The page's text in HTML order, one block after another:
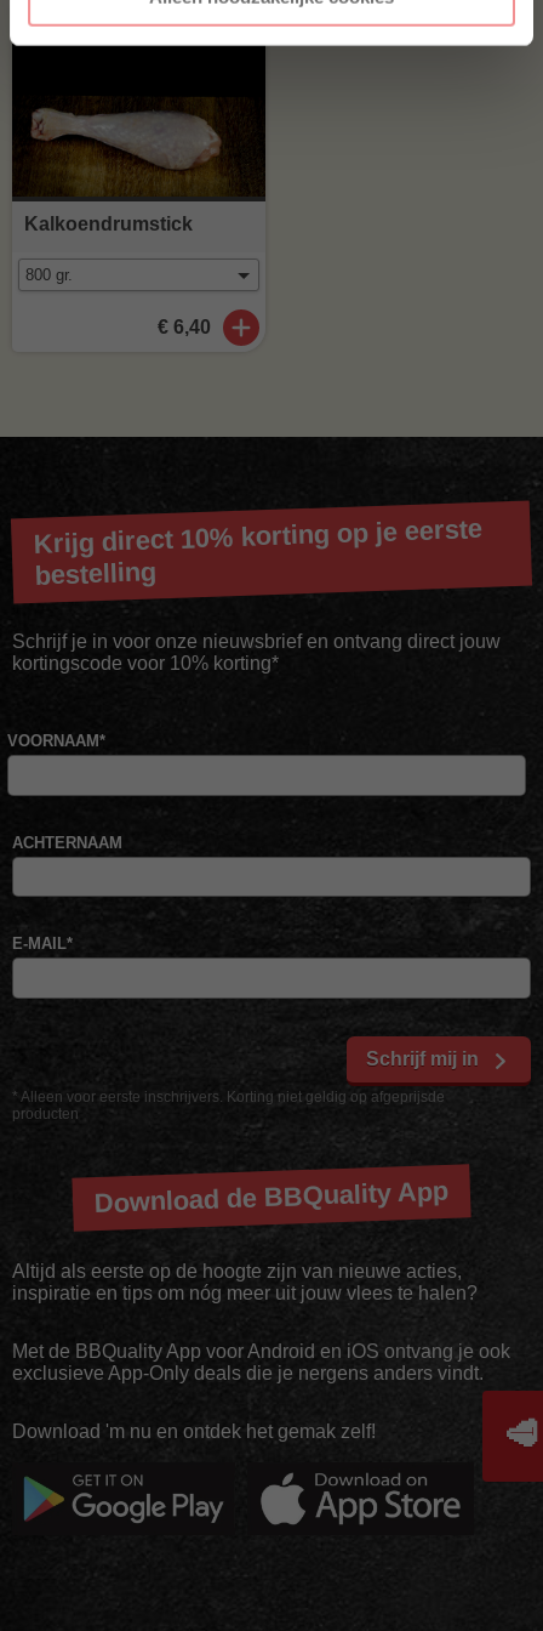
Kalkoendrumstick
€ 6,40
Krijg direct 10% korting op je eerste
bestelling
Schrijf je in voor onze nieuwsbrief en ontvang direct jouw
kortingscode voor 10% korting*
* Alleen voor eerste inschrijvers. Korting niet geldig op afgeprijsde
producten
VOORNAAM*
ACHTERNAAM
E-MAIL*
Schrijf mij in
Download de BBQuality App
Altijd als eerste op de hoogte zijn van nieuwe acties,
inspiratie en tips om nóg meer uit jouw vlees te halen?
Met de BBQuality App voor Android en iOS ontvang je ook
exclusieve App-Only deals die je nergens anders vindt.
Download 'm nu en ontdek het gemak zelf! 🥩